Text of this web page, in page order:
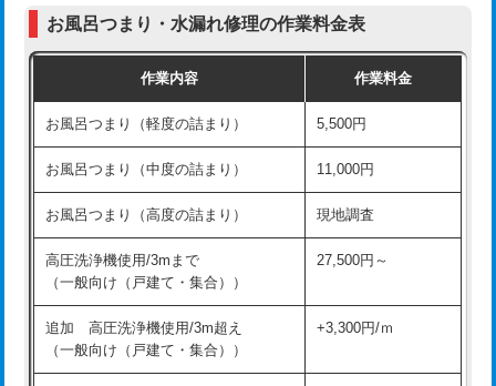
交換・取付（普通便座） 11,000円+材料費
交換・取付（温水洗浄便座） 16,500円+材料費
交換・取付(単水栓（壁付・デッキ
式）)
13,200円+材料費
交換・取付(混合水栓（壁付・デッキ
式・ワンホール）)
16,500円+材料費
交換・取付(排水栓・排水トラップ
（P/S/ポップアップ））
22,000円+材料費
交換・取付（その他部品） 11,000円+材料費
持込商品取付（単水栓） 13,200円
お風呂つまり・水漏れ修理の作業料金表
作業内容 作業料金
お風呂つまり（軽度の詰まり） 5,500円
お風呂つまり（中度の詰まり） 11,000円
お風呂つまり（高度の詰まり） 現地調査
高圧洗浄機使用/3mまで
（一般向け（戸建て・集合））
27,500円～
追加 高圧洗浄機使用/3m超え
（一般向け（戸建て・集合））
+3,300円/ｍ